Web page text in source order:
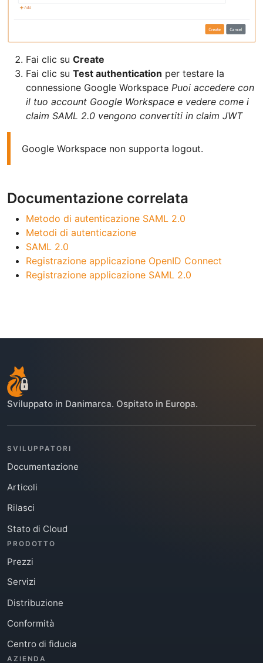
Fai clic su Create
Fai clic su Test authentication per testare la
connessione Google Workspace Puoi accedere con
il tuo account Google Workspace e vedere come i
claim SAML 2.0 vengono convertiti in claim JWT
Google Workspace non supporta logout.
Documentazione correlata
Metodo di autenticazione SAML 2.0
Metodi di autenticazione
SAML 2.0
Registrazione applicazione OpenID Connect
Registrazione applicazione SAML 2.0
Sviluppato in Danimarca. Ospitato in Europa.
SVILUPPATORI
Documentazione
Articoli
Rilasci
Stato di Cloud
PRODOTTO
Prezzi
Servizi
Distribuzione
Conformità
Centro di fiducia
AZIENDA